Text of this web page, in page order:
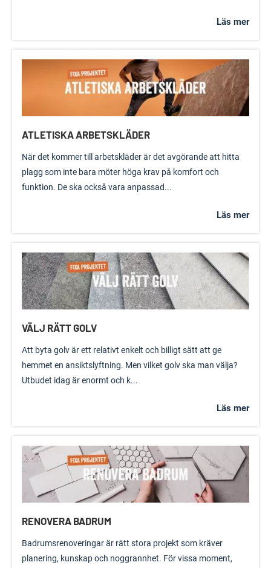
Läs mer
ATLETISKA ARBETSKLÄDER
När det kommer till arbetskläder är det avgörande att hitta
plagg som inte bara möter höga krav på komfort och
funktion. De ska också vara anpassad...
Läs mer
VÄLJ RÄTT GOLV
Att byta golv är ett relativt enkelt och billigt sätt att ge
hemmet en ansiktslyftning. Men vilket golv ska man välja?
Utbudet idag är enormt och k...
Läs mer
RENOVERA BADRUM
Badrumsrenoveringar är rätt stora projekt som kräver
planering, kunskap och noggrannhet. För vissa moment,